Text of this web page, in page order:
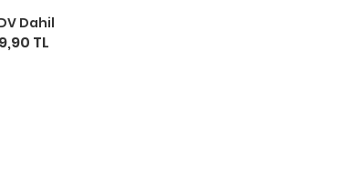
Dahil
TL